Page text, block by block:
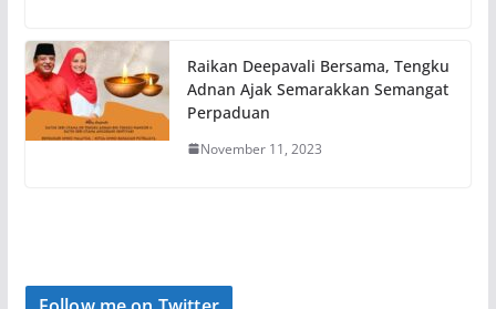
Raikan Deepavali Bersama, Tengku
Adnan Ajak Semarakkan Semangat
Perpaduan
November 11, 2023